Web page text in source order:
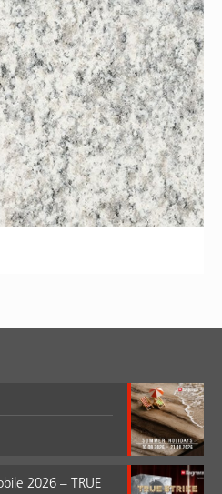
2026 – TRUE